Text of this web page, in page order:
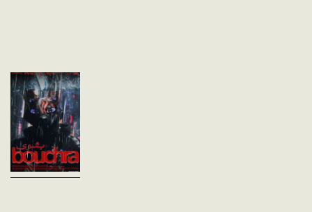
vost - 83'
Bouchra, 35 ans, cinéaste
marocaine installée à New
York, est paralysée par la peur
de la page blanche. Un appel
de sa mère depuis
Casablanca ravive...